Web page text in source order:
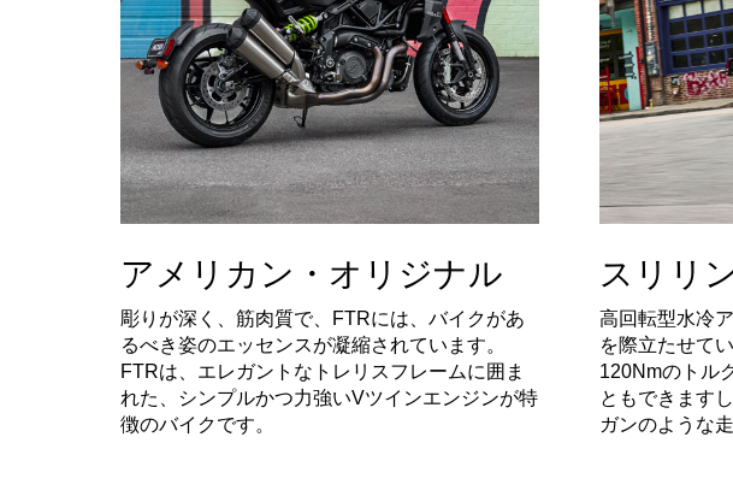
アメリカン・オリジナル
彫りが深く、筋肉質で、FTRには、バイクがあ
るべき姿のエッセンスが凝縮されています。
FTRは、エレガントなトレリスフレームに囲ま
れた、シンプルかつ力強いVツインエンジンが特
徴のバイクです。
スリリ
高回転型水冷
を際立たせて
120Nmのトル
ともできます
ガンのような